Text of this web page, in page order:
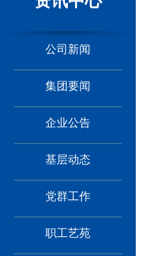
公司新闻
集团要闻
企业公告
基层动态
党群工作
职工艺苑